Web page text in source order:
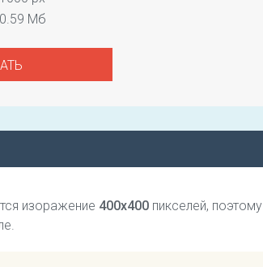
0.59 Мб
изоражение 400х400 пикселей, поэтому